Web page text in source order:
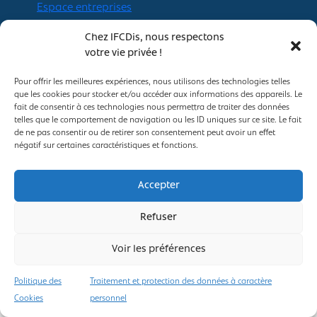
Chez IFCDis, nous respectons
votre vie privée !
Pour offrir les meilleures expériences, nous utilisons des technologies telles
que les cookies pour stocker et/ou accéder aux informations des appareils. Le
fait de consentir à ces technologies nous permettra de traiter des données
telles que le comportement de navigation ou les ID uniques sur ce site. Le fait
de ne pas consentir ou de retirer son consentement peut avoir un effet
négatif sur certaines caractéristiques et fonctions.
Accepter
Refuser
Voir les préférences
Politique des
Cookies
Traitement et protection des données à caractère
personnel
NOUS CONTACTER
Informations et inscription
Espace entreprises
Politique des Cookies
Mentions légales
Traitement et protection des données à
caractère personnel